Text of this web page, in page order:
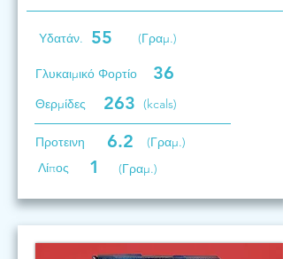
Υδατάν. 55 (Γραμ.)
Γλυκαιμικό Φορτίο 36
Θερμίδες 263 (kcals)
Προτεινη 6.2
(Γραμ.)
Λίπος
1 (Γραμ.)